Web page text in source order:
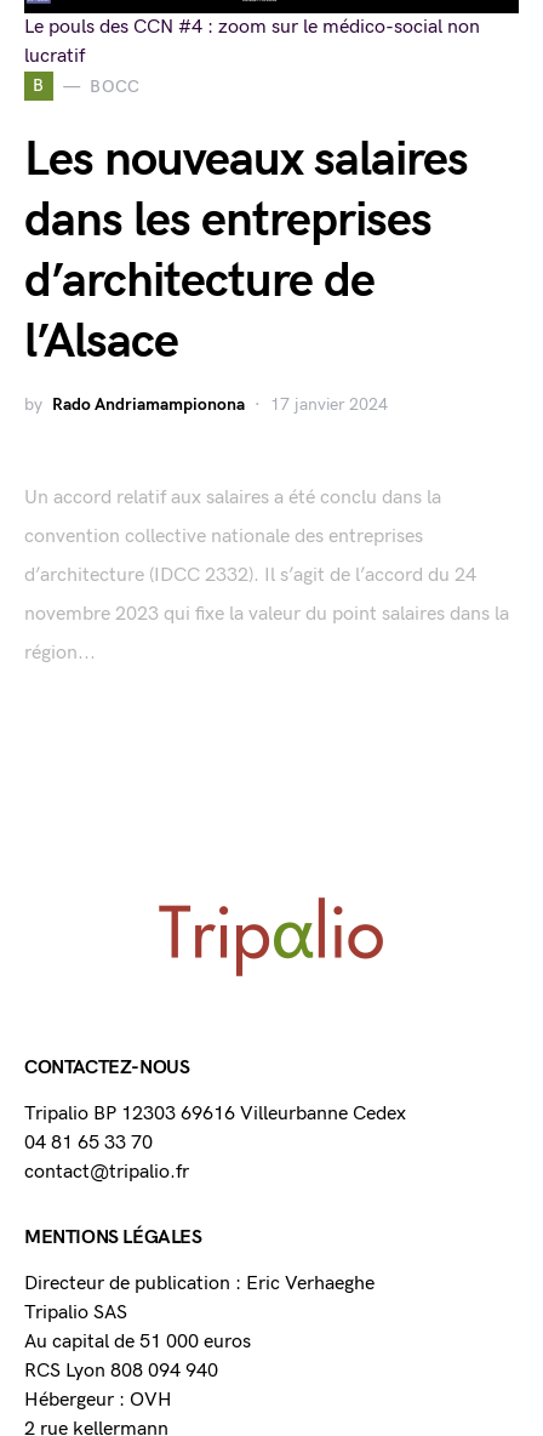
B BOCC
Les nouveaux salaires
dans les entreprises
d’architecture de
l’Alsace
by Rado Andriamampionona 17 janvier 2024
Un accord relatif aux salaires a été conclu dans la
convention collective nationale des entreprises
d’architecture (IDCC 2332). Il s’agit de l’accord du 24
novembre 2023 qui fixe la valeur du point salaires dans la
région...
Le pouls des CCN #4 : zoom sur le médico-social non
lucratif
CONTACTEZ-NOUS
Tripalio BP 12303 69616 Villeurbanne Cedex
04 81 65 33 70
contact@tripalio.fr
MENTIONS LÉGALES
Directeur de publication : Eric Verhaeghe
Tripalio SAS
Au capital de 51 000 euros
RCS Lyon 808 094 940
Hébergeur : OVH
2 rue kellermann